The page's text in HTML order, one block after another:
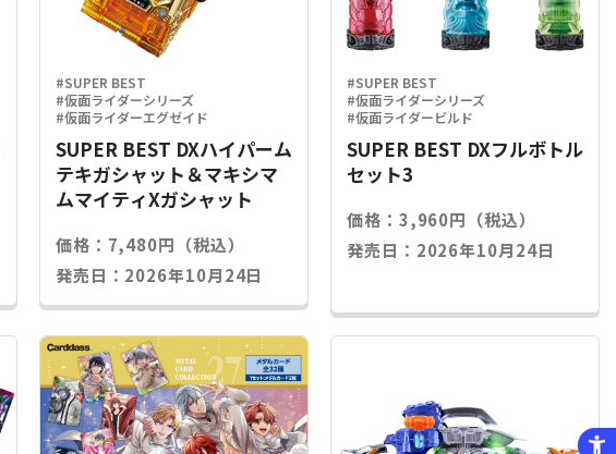
#SUPER BEST
#仮面ライダーシリーズ
#仮面ライダーエグゼイド
SUPER BEST DXハイパーム
テキガシャット＆マキシマ
ムマイティXガシャット
価格：7,480円（税込）
発売日：2026年10月24日
#SUPER BEST
#仮面ライダーシリーズ
#仮面ライダービルド
SUPER BEST DXフルボトル
セット3
価格：3,960円（税込）
発売日：2026年10月24日